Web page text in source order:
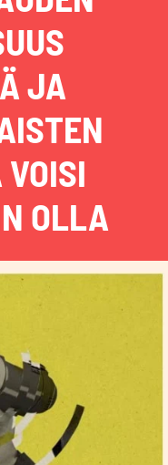
JA
OLLA